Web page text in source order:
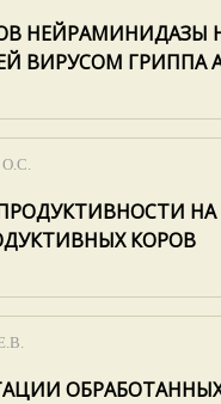
НЕЙРАМИНИДАЗЫ
ГРИППА
О.С.
КОРОВ